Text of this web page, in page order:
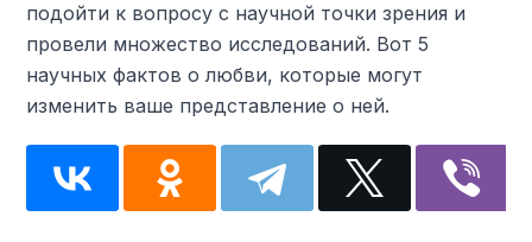
подойти к вопросу с научной точки зрения и
провели множество исследований. Вот 5
научных фактов о любви, которые могут
изменить ваше представление о ней.